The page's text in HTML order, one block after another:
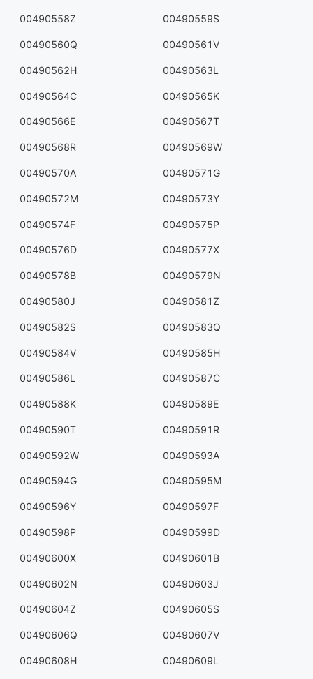
00490558Z 00490559S
00490560Q 00490561V
00490562H 00490563L
00490564C 00490565K
00490566E 00490567T
00490568R 00490569W
00490570A 00490571G
00490572M 00490573Y
00490574F 00490575P
00490576D 00490577X
00490578B 00490579N
00490580J 00490581Z
00490582S 00490583Q
00490584V 00490585H
00490586L 00490587C
00490588K 00490589E
00490590T 00490591R
00490592W 00490593A
00490594G 00490595M
00490596Y 00490597F
00490598P 00490599D
00490600X 00490601B
00490602N 00490603J
00490604Z 00490605S
00490606Q 00490607V
00490608H 00490609L